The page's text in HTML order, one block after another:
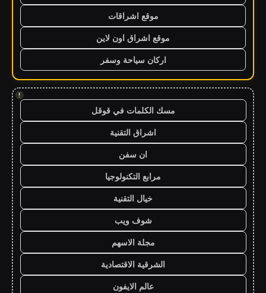
موقع اشراقات
موقع اشراق اون لاين
اركان سياحة وسفر
!
مسك الكلمات في قوقل
اشراق التقنية
ان سفن
مرابع التكنولوجيا
خيال التقنية
شوف ويب
مجلة الاسهم
الشرقية الاقتصادية
عالم الايفون